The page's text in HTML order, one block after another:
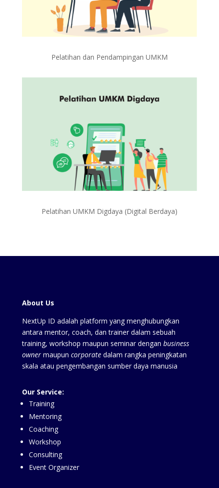
Pelatihan dan Pendampingan UMKM
Pelatihan UMKM Digdaya (Digital Berdaya)
About Us
NextUp ID adalah platform yang menghubungkan
antara mentor, coach, dan trainer dalam sebuah
training, workshop maupun seminar dengan business
owner maupun corporatedalam rangka peningkatan
skala atau pengembangan sumber daya manusia
Our Service:
Training
Mentoring
Coaching
Workshop
Consulting
Event Organizer